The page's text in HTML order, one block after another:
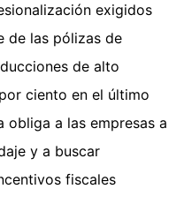
exigidos
de las pólizas de
de alto
ciento en el último
obliga a las empresas a
y a buscar
fiscales